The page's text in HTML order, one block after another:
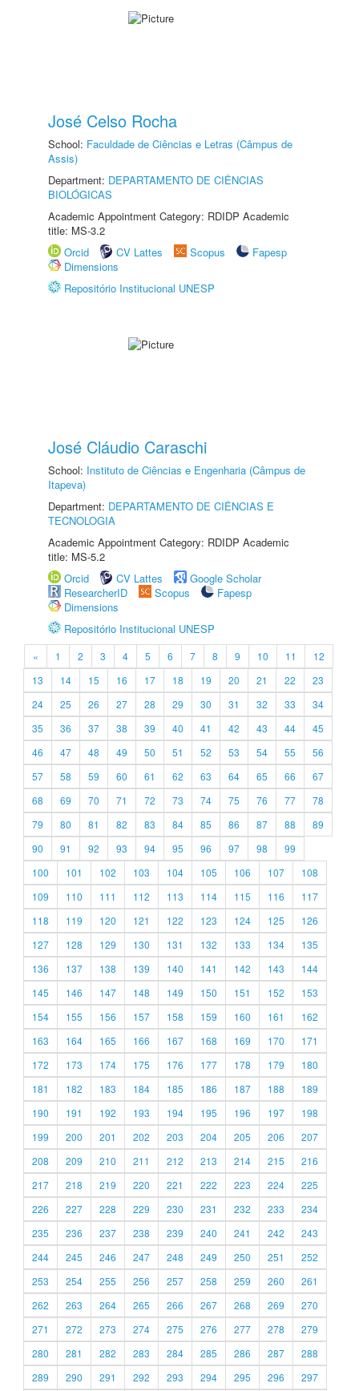
José Celso Rocha
School: Faculdade de Ciências e Letras (Câmpus de
Assis)
Department: DEPARTAMENTO DE CIÊNCIAS
BIOLÓGICAS
Academic Appointment Category: RDIDP Academic
title: MS-3.2
Orcid
CV Lattes Scopus
Fapesp
Dimensions
Repositório Institucional UNESP
José Cláudio Caraschi
School: Instituto de Ciências e Engenharia (Câmpus de
Itapeva)
Department: DEPARTAMENTO DE CIÊNCIAS E
TECNOLOGIA
Academic Appointment Category: RDIDP Academic
title: MS-5.2
Orcid
CV Lattes
Google Scholar
ResearcherID
Scopus
Fapesp
Dimensions
Repositório Institucional UNESP
« 1 2 3 4 5 6 7 8 9 10 11
12
13
14 15 16 17 18 19 20 21 22
23
24
25 26 27 28 29 30 31 32 33
34
35
36 37 38 39 40 41 42 43 44
45
46
47 48 49 50 51 52 53 54 55
56
57
58 59 60 61 62 63 64 65 66
67
68
69 70 71 72 73 74 75 76 77
78
79
80 81 82 83 84 85 86 87 88
89
90
91 92 93 94 95 96 97 98
99
100
101 102 103 104 105 106 107
108
109
110 111 112 113 114 115 116
117
118
119 120 121 122 123 124 125
126
127
128 129 130 131 132 133 134
135
136
137 138 139 140 141 142 143
144
145
146 147 148 149 150 151 152
153
154
155 156 157 158 159 160 161
162
163
164 165 166 167 168 169 170
171
172
173 174 175 176 177 178 179
180
181
182 183 184 185 186 187 188
189
190
191 192 193 194 195 196 197
198
199
200 201 202 203 204 205 206
207
208
209 210 211 212 213 214 215
216
217
218 219 220 221 222 223 224
225
226
227 228 229 230 231 232 233
234
235
236 237 238 239 240 241 242
243
244
245 246 247 248 249 250 251
252
253
254 255 256 257 258 259 260
261
262
263 264 265 266 267 268 269
270
271
272 273 274 275 276 277 278
279
280
281 282 283 284 285 286 287
288
289
290 291 292 293 294 295 296 297